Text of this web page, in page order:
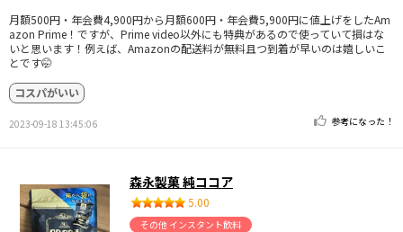
月額500円・年会費4,900円から月額600円・年会費5,900円に値上げをしたAm
azon Prime！ですが、Prime video以外にも特典があるので使っていて損はな
いと思います！例えば、Amazonの配送料が無料且つ到着が早いのは嬉しいこ
とです🤭
コスパがいい
2023-09-18 13:45:06 参考になった！
森永製菓 純ココア
5.00
その他 インスタント飲料